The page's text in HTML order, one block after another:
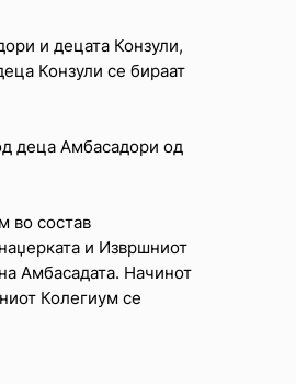
и децата Конзули,
Конзули се бираат
деца Амбасадори од
во состав
и Извршниот
Амбасадата. Начинот
Колегиум се